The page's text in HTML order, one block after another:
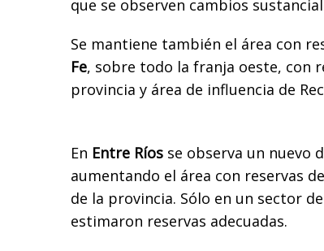
que se observen cambios
Se mantiene también el área con
Fe, sobre todo la franja oeste, con
provincia y área de influencia de
En Entre Ríos se observa un nuevo
aumentando el área con reservas
de la provincia. Sólo en un sector
estimaron reservas adecuadas.